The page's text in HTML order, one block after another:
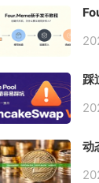
动
踩
动